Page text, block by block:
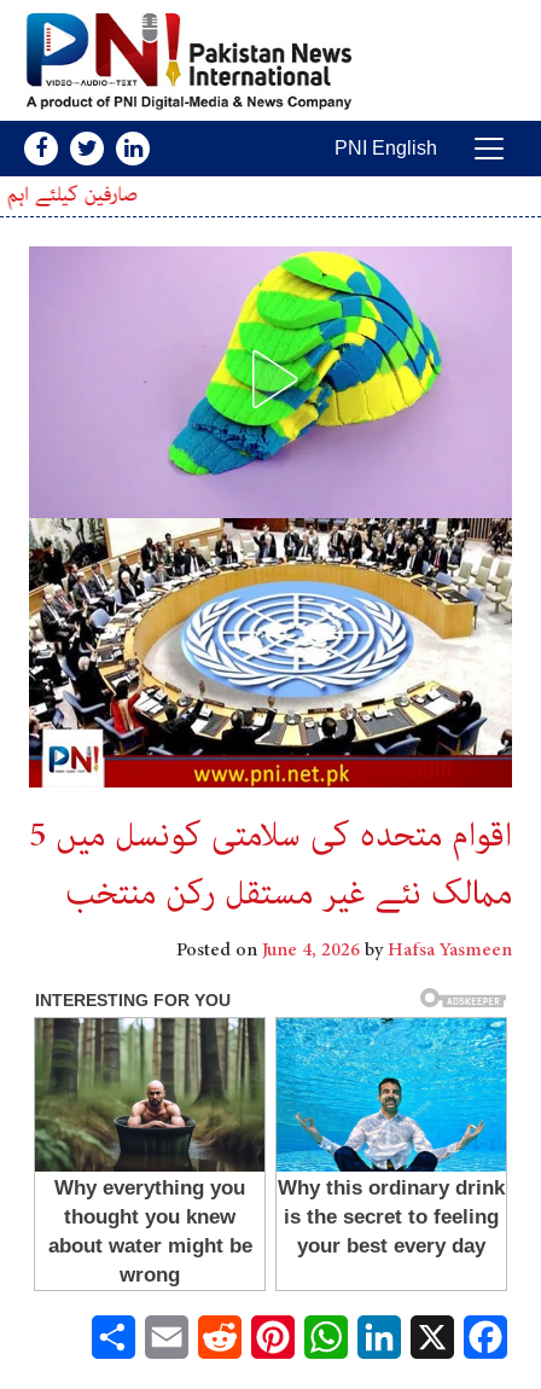
Main Navigation
PNI English
صارفین کیلئے اہم خبر ، پی ٹی اے نے
اقوام متحدہ کی سلامتی کونسل میں 5
ممالک نئے غیر مستقل رکن منتخب
Posted onJune 4, 2026byHafsa Yasmeen
Facebook
LinkedIn
WhatsApp
Pinterest
Reddit
Email